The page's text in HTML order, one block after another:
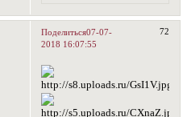
Поделиться 72
07-07-
2018 16:07:55